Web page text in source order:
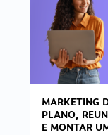
MARKETING
PLANO,
E MONTAR